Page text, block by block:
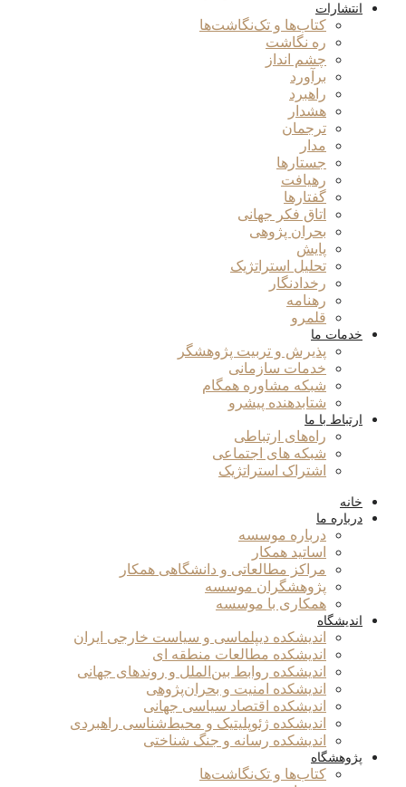
انتشارات
کتاب‌ها و تک‌نگاشت‌ها
ره نگاشت
چشم انداز
برآورد
راهبرد
هشدار
ترجمان
مدار
جستارها
رهیافت
گفتارها
اتاق فکر جهانی
بحران پژوهی
پایش
تحلیل استراتژیک
رخدادنگار
رهنامه
قلمرو
خدمات ما
پذیرش و تربیت پژوهشگر
خدمات سازمانی
شبکه مشاوره همگام
شتابدهنده پیشرو
ارتباط با ما
راه‌های ارتباطی
شبکه های اجتماعی
اشتراک استراتژیک
خانه
درباره ما
درباره موسسه
اساتید همکار
مراکز مطالعاتی و دانشگاهی همکار
پژوهشگران موسسه
همکاری با موسسه
اندیشگاه
اندیشکده دیپلماسی و سیاست خارجی ایران
اندیشکده مطالعات منطقه ای
اندیشکده روابط بین‌الملل و روندهای جهانی
اندیشکده امنیت و بحران‌پژوهی
اندیشکده اقتصاد سیاسی جهانی
اندیشکده ژئوپلیتیک و محیط‌شناسی راهبردی
اندیشکده رسانه و جنگ شناختی
پژوهشگاه
کتاب‌ها و تک‌نگاشت‌ها